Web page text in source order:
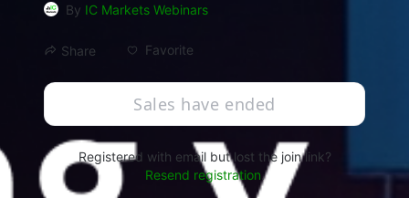
By IC Markets Webinars
Share Favorite
Sales have ended
Registered with email but lost the join link?
Resend registration.